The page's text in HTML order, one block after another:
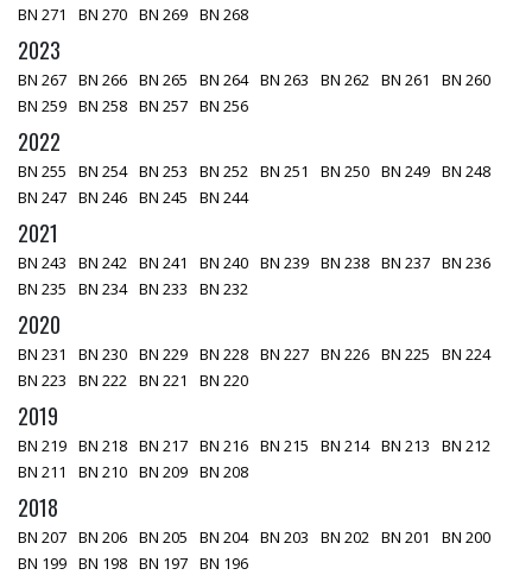
BN 271
BN 270 BN 269 BN 268
2023
BN 267 BN 266 BN 265 BN 264 BN 263 BN 262 BN 261
BN 260
BN 259 BN 258 BN 257 BN 256
2022
BN 255 BN 254 BN 253 BN 252 BN 251 BN 250 BN 249 BN 248
BN 247 BN 246 BN 245 BN 244
2021
BN 243 BN 242 BN 241 BN 240 BN 239 BN 238 BN 237 BN 236
BN 235
BN 234 BN 233 BN 232
2020
BN 231 BN 230 BN 229 BN 228 BN 227 BN 226 BN 225
BN 224
BN 223
BN 222 BN 221 BN 220
2019
BN 219 BN 218 BN 217 BN 216 BN 215 BN 214 BN 213
BN 212
BN 211
BN 210 BN 209 BN 208
2018
BN 207 BN 206 BN 205 BN 204 BN 203 BN 202 BN 201
BN 200
BN 199 BN 198 BN 197 BN 196